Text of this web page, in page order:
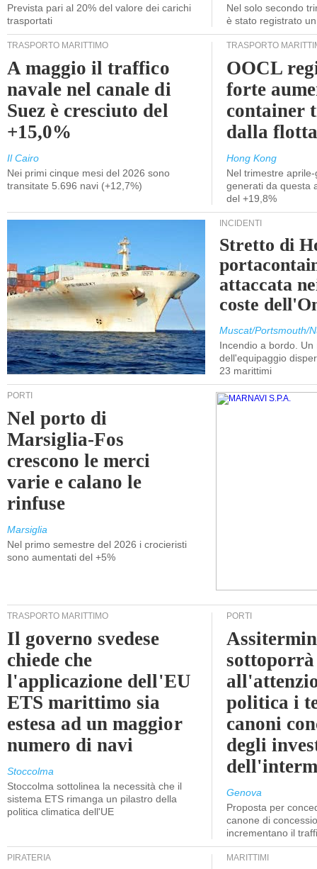
Prevista pari al 20% del valore dei carichi
trasportati
Nel solo secondo
è stato registrato
TRASPORTO MARITTIMO
A maggio il traffico
navale nel canale di
Suez è cresciuto del
+15,0%
Il Cairo
Nei primi cinque mesi del 2026 sono
transitate 5.696 navi (+12,7%)
TRASPORTO
OOCL
forte
container
dalla
Hong Kong
Nel trimestre
generati da questa
del +19,8%
INCIDENTI
Stretto di
attaccata
coste
Muscat/Portsmouth/
Incendio a bordo. Un
dell'equipaggio
23 marittimi
PORTI
Nel porto di
Marsiglia-Fos
crescono le merci
varie e calano le
rinfuse
Marsiglia
Nel primo semestre del 2026 i crocieristi
sono aumentati del +5%
TRASPORTO MARITTIMO
Il governo svedese
chiede che
l'applicazione dell'EU
ETS marittimo sia
estesa ad un maggior
numero di navi
Stoccolma
Stoccolma sottolinea la necessità che il
sistema ETS rimanga un pilastro della
politica climatica dell'UE
PORTI
sottoporrà
politica i
canoni
degli
Genova
Proposta per
canone di
incrementano il
PIRATERIA MARITTIMI